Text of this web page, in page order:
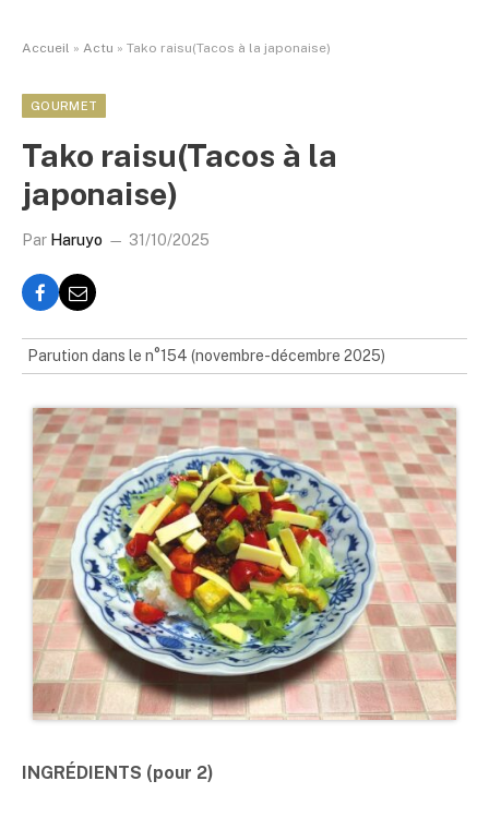
Accueil » Actu » Tako raisu(Tacos à la japonaise)
GOURMET
Tako raisu(Tacos à la
japonaise)
Par Haruyo 31/10/2025
Parution dans le n°154 (novembre-décembre 2025)
INGRÉDIENTS (pour 2)